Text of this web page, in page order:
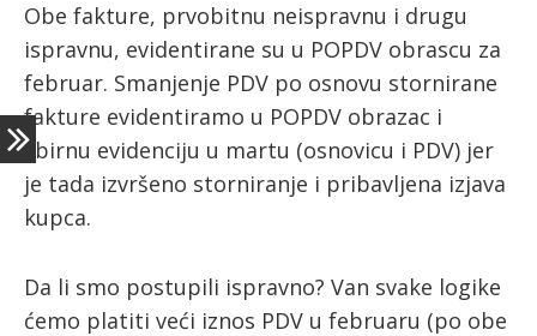
Obe fakture, prvobitnu neispravnu i drugu
ispravnu, evidentirane su u POPDV obrascu za
februar. Smanjenje PDV po osnovu stornirane
fakture evidentiramo u POPDV obrazac i
zbirnu evidenciju u martu (osnovicu i PDV) jer
je tada izvršeno storniranje i pribavljena izjava
kupca.
Da li smo postupili ispravno? Van svake logike
ćemo platiti veći iznos PDV u februaru (po obe